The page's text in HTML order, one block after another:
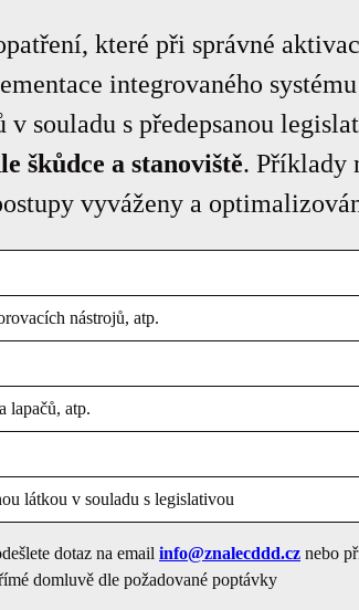
které při správné
integrovaného
souladu s předepsanou
škůdce a stanoviště. Příklady
vyváženy a
nástrojů, atp.
lapačů, atp.
látkou v souladu s legislativou
dotaz na email info@znalecddd.cz nebo
domluvě dle požadované poptávky